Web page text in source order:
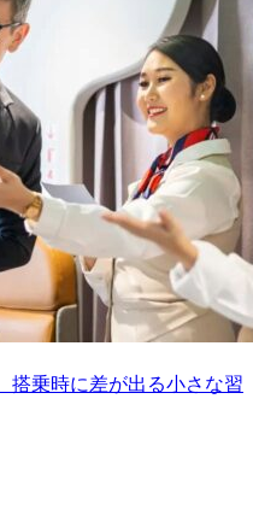
乗時に差が出る小さな習